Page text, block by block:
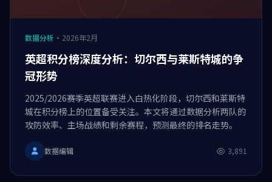
数据分析 · 2026年2月
英超积分榜深度分析：切尔西与莱斯特城的争
冠形势
2025/2026赛季英超联赛进入白热化阶段，切尔西和莱斯特
城在积分榜上的位置备受关注。本文将通过数据分析两队的
攻防效率、主场战绩和剩余赛程，预测最终的排名走势。
数据编辑 3,891